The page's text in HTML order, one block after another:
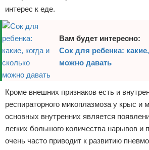
интерес к еде.
Вам будет интересно:
Сок для ребенка:
можно давать
Кроме внешних признаков есть и
респираторного микоплазмоза у крыс
основных внутренних является
легких большого количества нарывов и
очень часто приводит к развитию